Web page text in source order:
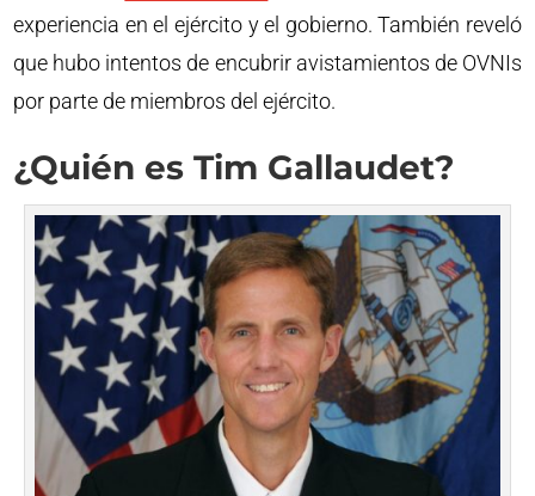
experiencia en el ejército y el gobierno. También reveló
que hubo intentos de encubrir avistamientos de OVNIs
por parte de miembros del ejército.
¿Quién es Tim Gallaudet?